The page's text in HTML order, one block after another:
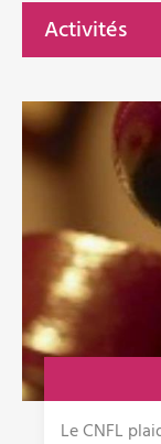
Activités
Divorce
Assurance-
Prise de
Violence
Avis /
Le CNFL